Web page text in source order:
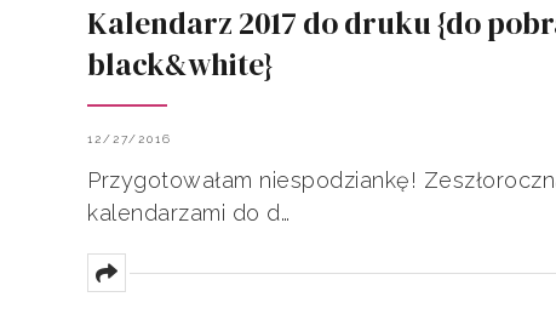
Kalendarz 2017 do druku {do
black&white}
12/27/2016
Przygotowałam niespodziankę!
kalendarzami do d…